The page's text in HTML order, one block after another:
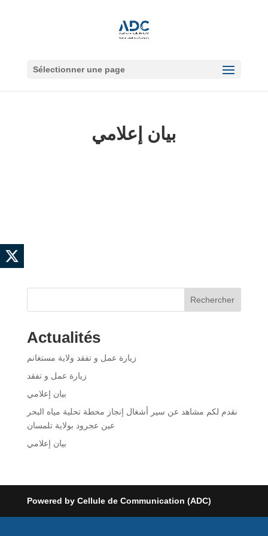
Sélectionner une page
بيان إعلامي
Rechercher
Actualités
زيارة عمل و تفقد ولاية مستغانم
زيارة عمل و تفقد
بيان إعلامي
نقدم لكم مشاهد عن سير أشغال إنجاز محطة تحلية مياه البحر
عين عجرود بولاية تلمسان
بيان إعلامي
Powered by Cellule de Communication (ADC)